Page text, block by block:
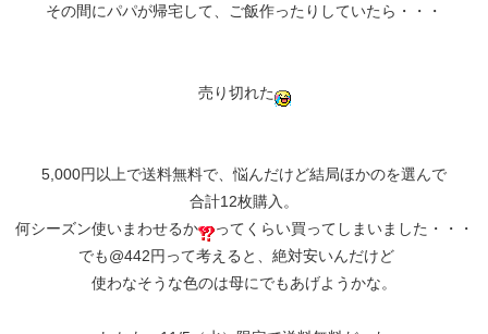
その間にパパが帰宅して、ご飯作ったりしていたら・・・
売り切れた
5,000円以上で送料無料で、悩んだけど結局ほかのを選んで
合計12枚購入。
何シーズン使いまわせるか
ってくらい買ってしまいました・・・
でも@442円って考えると、絶対安いんだけど
使わなそうな色のは母にでもあげようかな。